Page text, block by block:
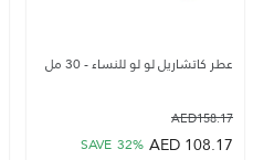
عطر كاتشاريل لو لو للنساء - 30 مل
158.17
AED
108.17
AED
SAVE 32%